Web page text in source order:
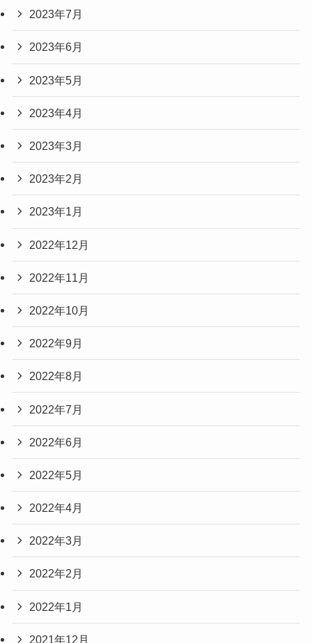
2023年7月
2023年6月
2023年5月
2023年4月
2023年3月
2023年2月
2023年1月
2022年12月
2022年11月
2022年10月
2022年9月
2022年8月
2022年7月
2022年6月
2022年5月
2022年4月
2022年3月
2022年2月
2022年1月
2021年12月